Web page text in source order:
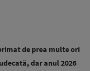
de prea multe ori
dar anul 2026